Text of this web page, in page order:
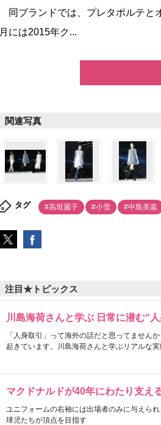
同ブランドでは、プレタポルテと
月には2015年ク...
関連写真
タグ #高垣麗子 #小雪 #中島美嘉
注目★トピックス
川島海荷さんと学ぶ 日常に潜む“
「人身取引」って海外の話だと思ってません
起きています。川島海荷さんと学ぶリアルな
マクドナルドが40年にわたり支え
ユニフォームの右袖には出場者のみに与えら
球児たちが頂点を目指す